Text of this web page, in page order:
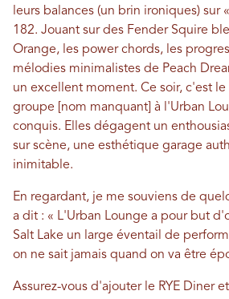
leurs balances (un brin ironiques) sur
182. Jouant sur des Fender Squire
Orange, les power chords, les
mélodies minimalistes de Peach
un excellent moment. Ce soir, c'est
groupe [nom manquant] à l'Urban
conquis. Elles dégagent un
sur scène, une esthétique garage
inimitable.
En regardant, je me souviens de
a dit : « L'Urban Lounge a pour but
Salt Lake un large éventail de
on ne sait jamais quand on va être
Assurez-vous d'ajouter le RYE Diner